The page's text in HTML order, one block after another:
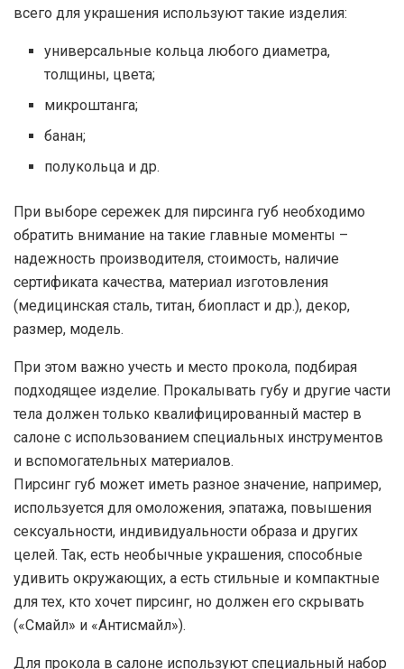
всего для украшения используют такие изделия:
универсальные кольца любого диаметра,
толщины, цвета;
микроштанга;
банан;
полукольца и др.
При выборе сережек для пирсинга губ необходимо
обратить внимание на такие главные моменты –
надежность производителя, стоимость, наличие
сертификата качества, материал изготовления
(медицинская сталь, титан, биопласт и др.), декор,
размер, модель.
При этом важно учесть и место прокола, подбирая
подходящее изделие. Прокалывать губу и другие части
тела должен только квалифицированный мастер в
салоне с использованием специальных инструментов
и вспомогательных материалов.
Пирсинг губ может иметь разное значение, например,
используется для омоложения, эпатажа, повышения
сексуальности, индивидуальности образа и других
целей. Так, есть необычные украшения, способные
удивить окружающих, а есть стильные и компактные
для тех, кто хочет пирсинг, но должен его скрывать
(«Смайл» и «Антисмайл»).
Для прокола в салоне используют специальный набор